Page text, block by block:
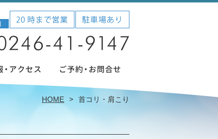
HOME 首コリ・肩こり